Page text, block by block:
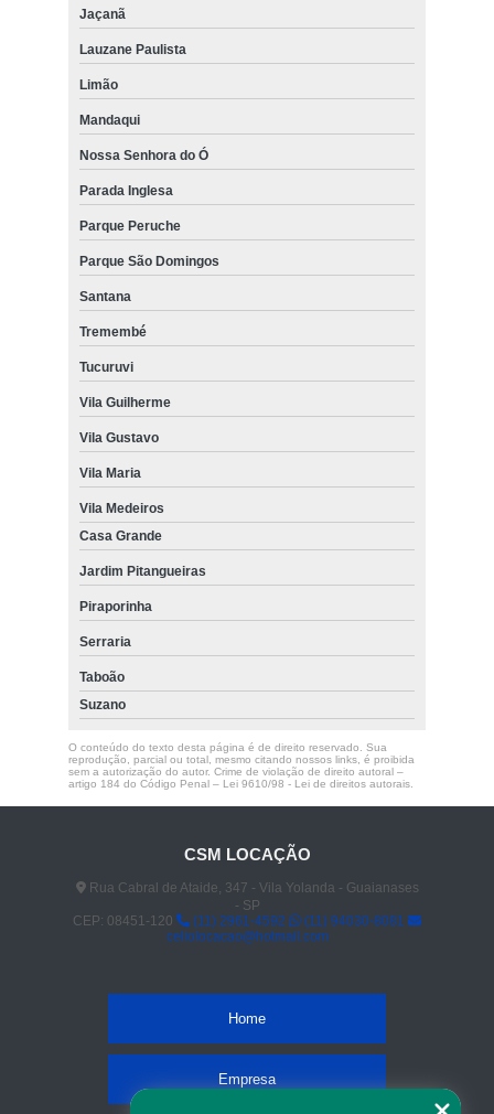
Jaçanã
Lauzane Paulista
Limão
Mandaqui
Nossa Senhora do Ó
Parada Inglesa
Parque Peruche
Parque São Domingos
Santana
Tremembé
Tucuruvi
Vila Guilherme
Vila Gustavo
Vila Maria
Vila Medeiros
Casa Grande
Jardim Pitangueiras
Piraporinha
Serraria
Taboão
Suzano
O conteúdo do texto desta página é de direito reservado. Sua
reprodução, parcial ou total, mesmo citando nossos links, é proibida
sem a autorização do autor. Crime de violação de direito autoral –
artigo 184 do Código Penal – Lei 9610/98 - Lei de direitos autorais.
CSM LOCAÇÃO
Rua Cabral de Ataide, 347 - Vila Yolanda - Guaianases
- SP
CEP: 08451-120
(11) 2961-4592
(11) 94030-8081
celiolocacao@hotmail.com
Home
Empresa